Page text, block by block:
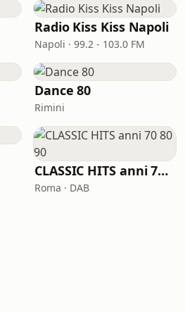
Radio Kiss Kiss Napoli
Napoli · 99.2 - 103.0 FM
Dance 80
Rimini
CLASSIC HITS anni 70 80 90
Roma · DAB